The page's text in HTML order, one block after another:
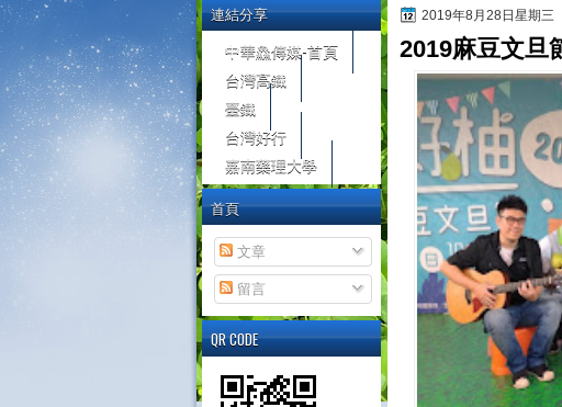
2019年8月28日星期三
2019麻豆文旦
連結分享
中華鱻傳媒-首頁
台灣高鐵
臺鐵
台灣好行
嘉南藥理大學
首頁
文章
留言
QR CODE